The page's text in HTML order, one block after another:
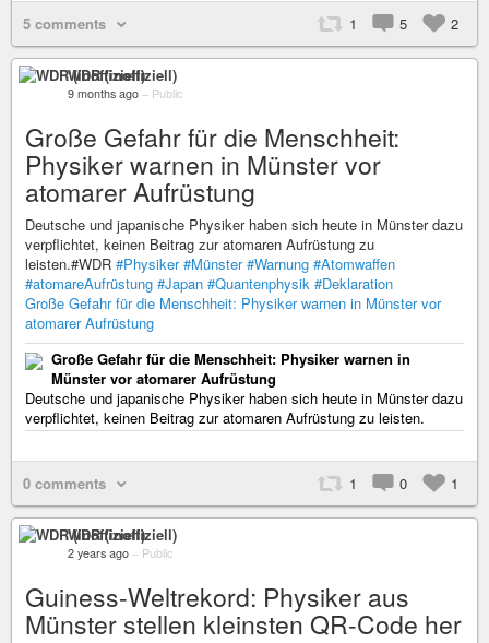
5 comments 1 5 2
WDR (inoffiziell)
9 months ago – Public
Große Gefahr für die Menschheit:
Physiker warnen in Münster vor
atomarer Aufrüstung
Deutsche und japanische Physiker haben sich heute in Münster dazu
verpflichtet, keinen Beitrag zur atomaren Aufrüstung zu
leisten.#WDR #Physiker #Münster #Warnung #Atomwaffen
#atomareAufrüstung #Japan #Quantenphysik #Deklaration
Große Gefahr für die Menschheit: Physiker warnen in Münster vor
atomarer Aufrüstung
Große Gefahr für die Menschheit: Physiker warnen in
Münster vor atomarer Aufrüstung
Deutsche und japanische Physiker haben sich heute in Münster dazu
verpflichtet, keinen Beitrag zur atomaren Aufrüstung zu leisten.
0 comments 1 0 1
WDR (inoffiziell)
2 years ago – Public
Guiness-Weltrekord: Physiker aus
Münster stellen kleinsten QR-Code her